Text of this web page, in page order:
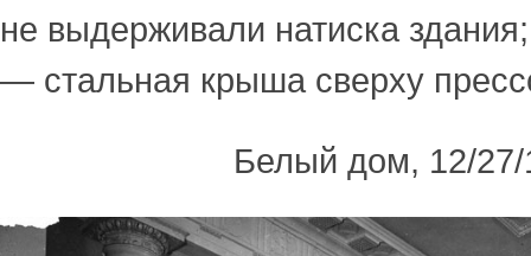
не выдерживали натиска здания;
— стальная крыша сверху
Белый дом, 12/27/